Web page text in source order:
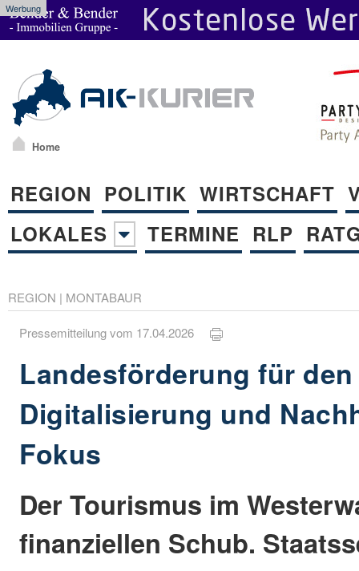
Werbung
Home
REGION POLITIK WIRTSCHAFT
LOKALES
TERMINE RLP
REGION | MONTABAUR
Pressemitteilung vom 17.04.2026
Landesförderung für
Digitalisierung und
Fokus
Der Tourismus im
finanziellen Schub.